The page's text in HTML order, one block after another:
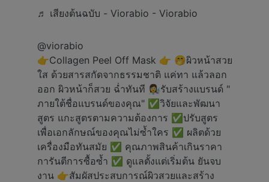
♬ เสียงต้นฉบับ - Viorabio - Viorabio
@viorabio
👉Collagen Peel Off Mask 👉 🤭ผิวหน้าสวย
ใส ด้วยสารสกัดจากธรรมชาติ แค่ทา แล้วลอก
ออก ผิวหน้าก็สวย ฉ่ำทันที 👩‍🔬รับสร้างแบรนด์ "
ภายใต้ชื่อแบรนด์ของคุณ" ✅วิจัยและพัฒนา
สูตร แกะสูตรตามความต้องการ ✅ปรับสูตร
เพื่อเอกลักษณ์ของคุณไม่ซ้ำใคร ✅ ผลิตด้วย
เครื่องมือทันสมัย ✅ คุณภาพสินค้าเกินราคา
การันตีการซื้อซ้ำ ✅ ดูแลตั้งแต่เริ่มต้น ยันจบ
งาน 👉สัมผัสประสบการณ์ผิวสวยและสร้าง